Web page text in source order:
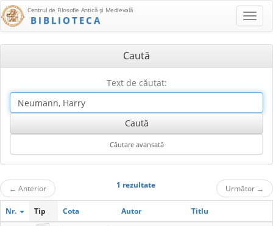
Centrul de Filosofie Antică şi Medievală
BIBLIOTECA
Caută
Text de căutat:
← Anterior 1 rezultate Următor →
Nr. Tip Cota Autor Titlu